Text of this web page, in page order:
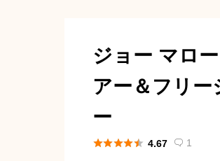
ジョー マロ
アー＆フリ
ー
 4.67  1